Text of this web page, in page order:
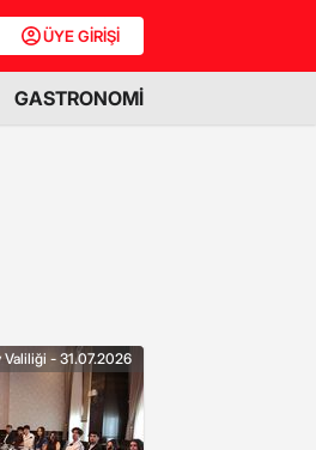
ÜYE GİRİŞİ
GASTRONOMİ
Valiliği - 31.07.2026